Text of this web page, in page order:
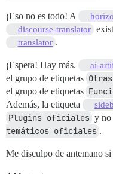
¡Eso no es todo! A
discourse-translator
translator .
¡Espera! Hay más. ai-
el grupo de etiquetas
el grupo de etiquetas
Además, la etiqueta
Plugins oficiales y no
temáticos oficiales .
Me disculpo de antemano